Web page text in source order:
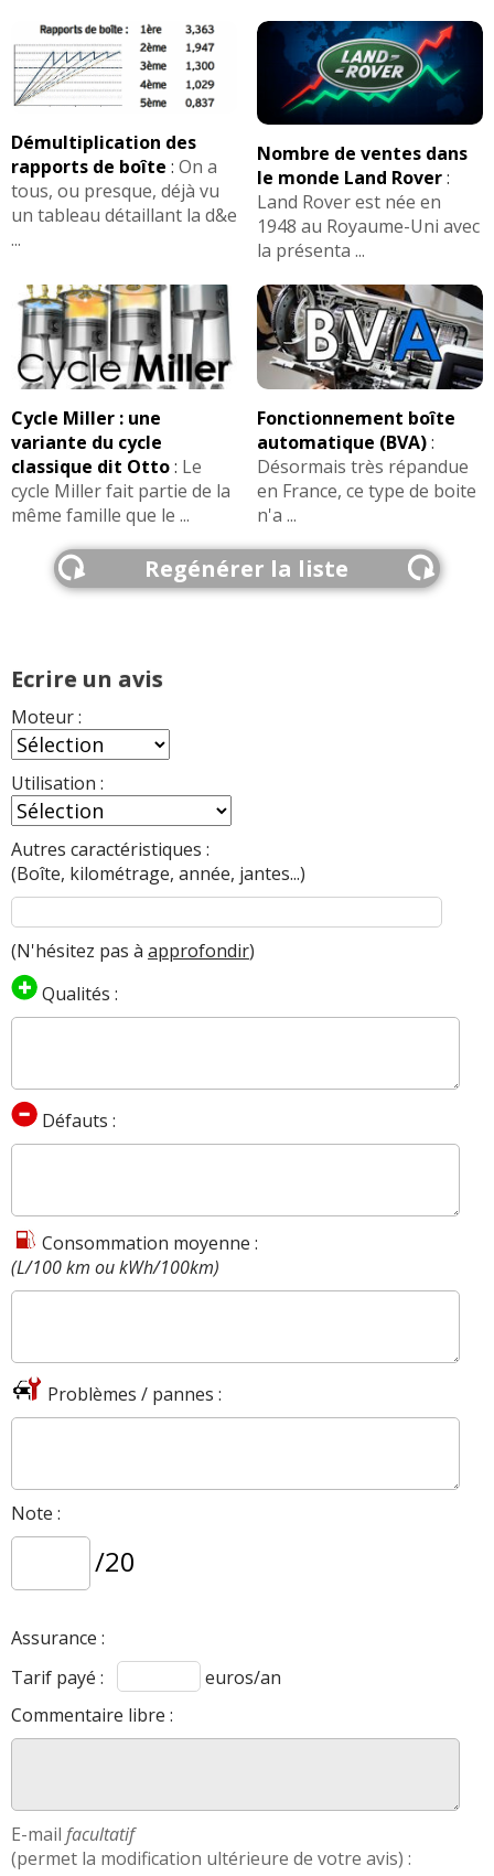
Démultiplication des
rapports de boîte : On a
tous, ou presque, déjà vu
un tableau détaillant la d&e
...
Nombre de ventes dans
le monde Land Rover:
Land Rover est née en
1948 au Royaume-Uni avec
la présenta ...
Cycle Miller : une
variante du cycle
classique dit Otto: Le
cycle Miller fait partie de la
même famille que le ...
Fonctionnement boîte
automatique (BVA):
Désormais très répandue
en France, ce type de boite
n'a ...
Regénérer la liste
Ecrire un avis
Moteur :
Utilisation :
Autres caractéristiques :
(Boîte, kilométrage, année, jantes...)
(N'hésitez pas à approfondir)
Qualités :
Défauts :
Consommation moyenne :
(L/100 km ou kWh/100km)
Problèmes / pannes :
Note :
/20
Assurance :
Tarif payé :
euros/an
Commentaire libre :
E-mail facultatif
(permet la modification ultérieure de votre avis) :